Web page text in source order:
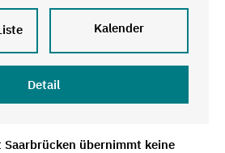
Kalender
Detail
Saarbrücken übernimmt keine